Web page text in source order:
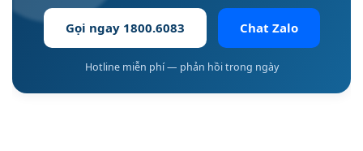
Gọi ngay 1800.6083 Chat Zalo
Hotline miễn phí — phản hồi trong ngày